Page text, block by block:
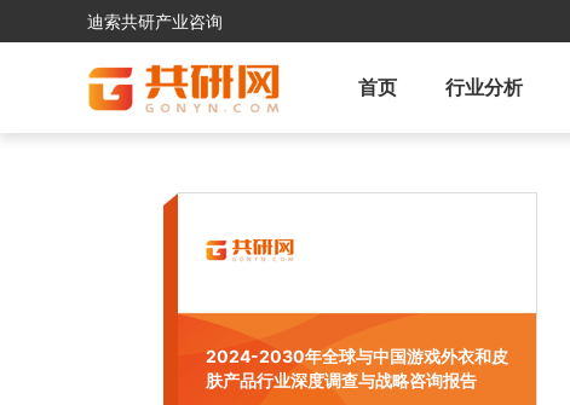
迪索共研产业咨询
首页 行业分析
2024-2030年全球与中国游戏外衣和皮
肤产品行业深度调查与战略咨询报告